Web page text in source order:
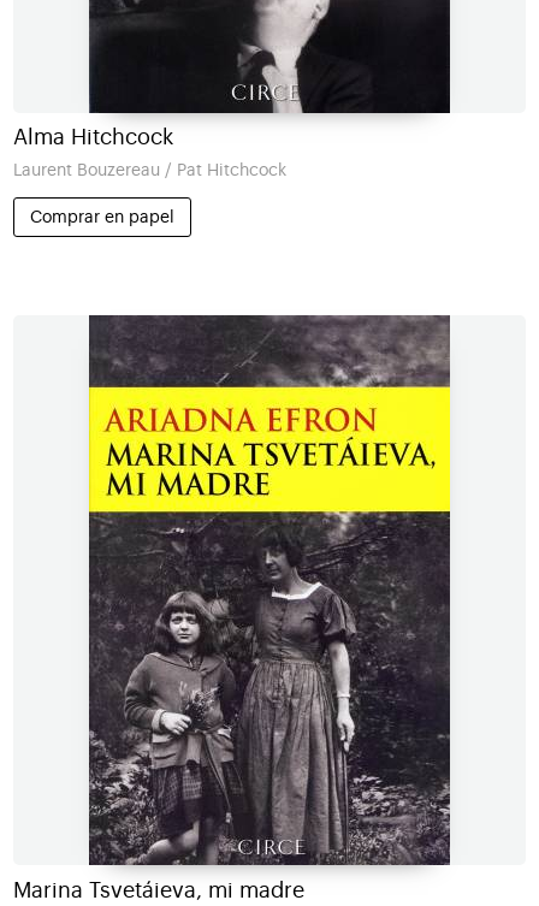
Alma Hitchcock
Laurent Bouzereau / Pat Hitchcock
Comprar en papel
Marina Tsvetáieva, mi madre